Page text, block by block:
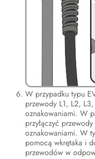
W przypadku typu
przewody L1, L2,
oznakowaniami. W
przyłączyć
oznakowaniami. W
pomocą wkrętaka i
przewodów w